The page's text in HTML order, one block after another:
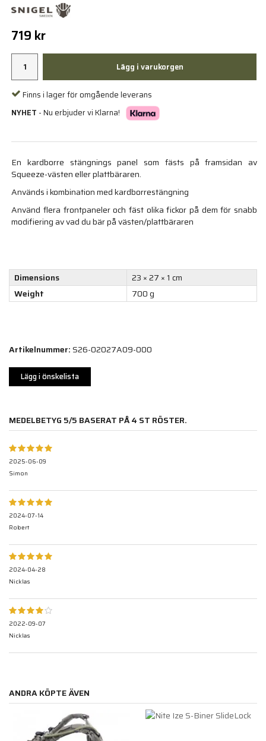
719 kr
Lägg i varukorgen
Finns i lager för omgående leverans
NYHET - Nu erbjuder vi Klarna!
En kardborre stängnings panel som fästs på framsidan av
Squeeze-västen eller plattbäraren.
Används i kombination med kardborrestängning
Använd flera frontpaneler och fäst olika fickor på dem för snabb
modifiering av vad du bär på västen/plattbäraren
Dimensions
23 × 27 × 1 cm
Weight
700 g
Artikelnummer:S26-02027A09-000
Lägg i önskelista
MEDELBETYG 5/5 BASERAT PÅ4 ST RÖSTER.
2025-06-09
Simon
2024-07-14
Robert
2024-04-28
Nicklas
2022-09-07
Nicklas
ANDRA KÖPTE ÄVEN